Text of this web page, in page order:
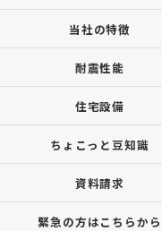
当社の特徴
耐震性能
住宅設備
ちょこっと豆知識
資料請求
緊急の方はこちらから